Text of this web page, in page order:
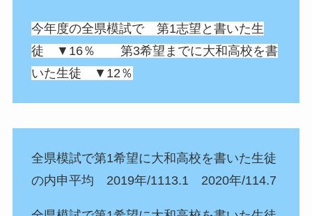
今年度の全県模試で 第1志望と書いた生
徒 ▼16％ 第3希望までに大和高校を書
いた生徒 ▼12％
全県模試で第1希望に大和高校を書いた生徒
の内申平均 2019年/1113.1 2020年/114.7